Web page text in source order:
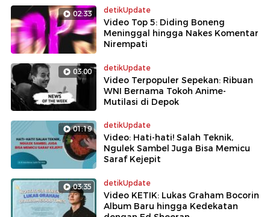
02:33 detikUpdate
Video Top 5: Diding Boneng
Meninggal hingga Nakes Komentar
Nirempati
03:00 detikUpdate
Video Terpopuler Sepekan: Ribuan
WNI Bernama Tokoh Anime-
Mutilasi di Depok
01:19 detikUpdate
Video: Hati-hati! Salah Teknik,
Ngulek Sambel Juga Bisa Memicu
Saraf Kejepit
03:35 detikUpdate
Video KETIK: Lukas Graham Bocorin
Album Baru hingga Kedekatan